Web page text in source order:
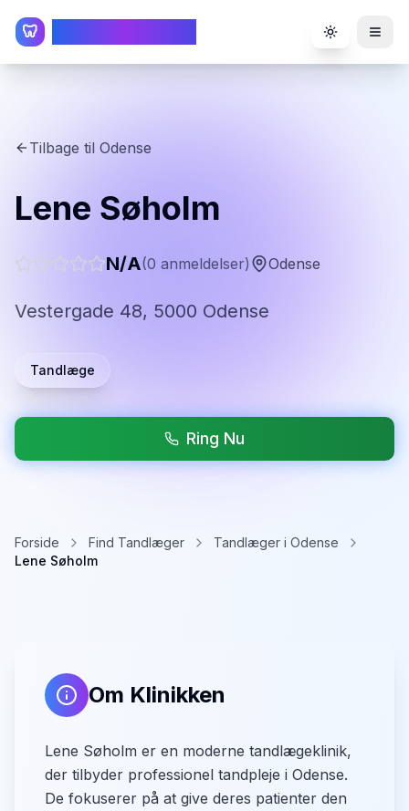
🦷 Toggle
Tilbage til Odense
Lene Søholm
N/A(0 anmeldelser) Odense
Vestergade 48, 5000 Odense
Tandlæge
Ring Nu
Forside Find Tandlæger
Tandlæger i Odense
Lene Søholm
Om Klinikken
Lene Søholm er en moderne tandlægeklinik,
der tilbyder professionel tandpleje i Odense.
De fokuserer på at give deres patienter den